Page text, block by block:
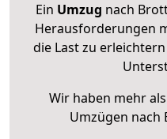
Ein Umzug nach
Herausforderungen
die Last zu
Wir haben mehr
Umzügen nach